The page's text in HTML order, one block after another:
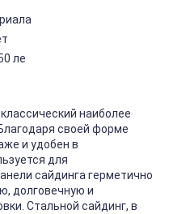
ле
наиболее
своей форме
и удобен в
для
сайдинга герметично
долговечную и
Стальной сайдинг, в